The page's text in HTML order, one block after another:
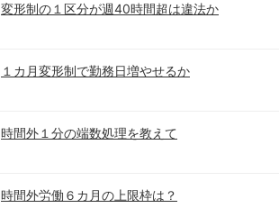
変形制の１区分が週40時間超は違法か
１カ月変形制で勤務日増やせるか
時間外１分の端数処理を教えて
時間外労働６カ月の上限枠は？